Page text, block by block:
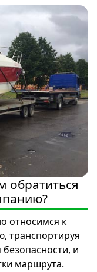
относимся к
транспортируя
и
маршрута.